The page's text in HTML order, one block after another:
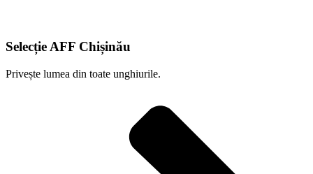
Selecție AFF Chișinău
Privește lumea din toate unghiurile.